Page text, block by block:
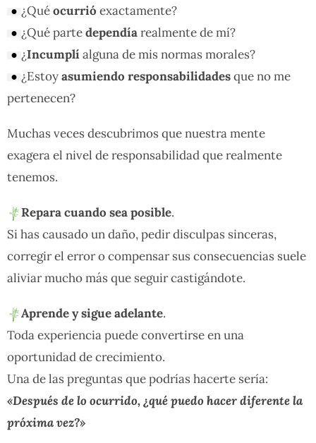
¿Quéocurrió exactamente?
¿Qué partedependíarealmente de mí?
¿Incumplíalguna de mis normas morales?
¿Estoyasumiendo responsabilidadesque no me
pertenecen?
Muchas veces descubrimos que nuestra mente
exagera el nivel de responsabilidad que realmente
tenemos.
Repara cuando sea posible.
Si has causado un daño, pedir disculpas sinceras,
corregir el error o compensar sus consecuencias suele
aliviar mucho más que seguir castigándote.
Aprende y sigue adelante.
Toda experiencia puede convertirse en una
oportunidad de crecimiento.
Una de las preguntas que podrías hacerte sería:
«Después de lo ocurrido, ¿qué puedo hacer diferente la
próxima vez?»